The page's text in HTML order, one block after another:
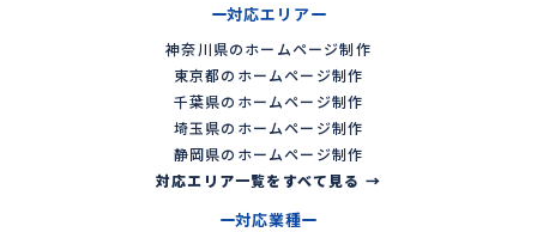
対応エリア
神奈川県のホームページ制作
東京都のホームページ制作
千葉県のホームページ制作
埼玉県のホームページ制作
静岡県のホームページ制作
対応エリア一覧をすべて見る →
対応業種